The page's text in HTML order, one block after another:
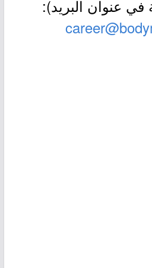
في عنوان البريد):